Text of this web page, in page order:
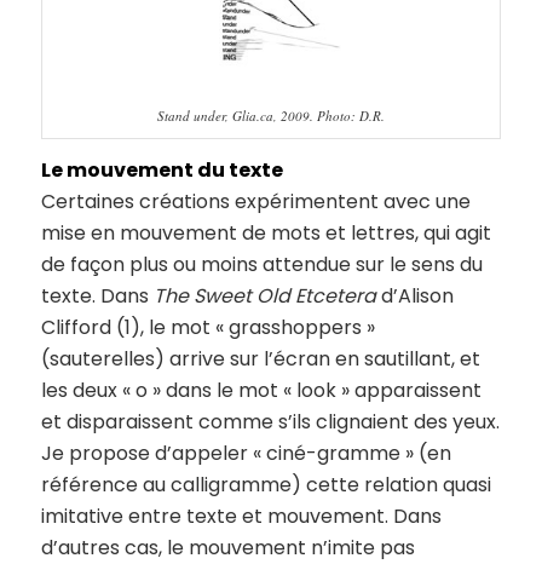
Stand under, Glia.ca, 2009. Photo: D.R.
Le mouvement du texte
Certaines créations expérimentent avec une
mise en mouvement de mots et lettres, qui agit
de façon plus ou moins attendue sur le sens du
texte. Dans The Sweet Old Etceterad’Alison
Clifford (1), le mot « grasshoppers »
(sauterelles) arrive sur l’écran en sautillant, et
les deux « o » dans le mot « look » apparaissent
et disparaissent comme s’ils clignaient des yeux.
Je propose d’appeler « ciné-gramme » (en
référence au calligramme) cette relation quasi
imitative entre texte et mouvement. Dans
d’autres cas, le mouvement n’imite pas